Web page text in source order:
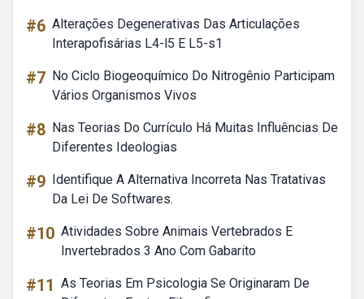
#6 Alterações Degenerativas Das Articulações
Interapofisárias L4-l5 E L5-s1
#7 No Ciclo Biogeoquímico Do Nitrogênio Participam
Vários Organismos Vivos
#8 Nas Teorias Do Currículo Há Muitas Influências De
Diferentes Ideologias
#9 Identifique A Alternativa Incorreta Nas Tratativas
Da Lei De Softwares.
#10 Atividades Sobre Animais Vertebrados E
Invertebrados 3 Ano Com Gabarito
#11 As Teorias Em Psicologia Se Originaram De